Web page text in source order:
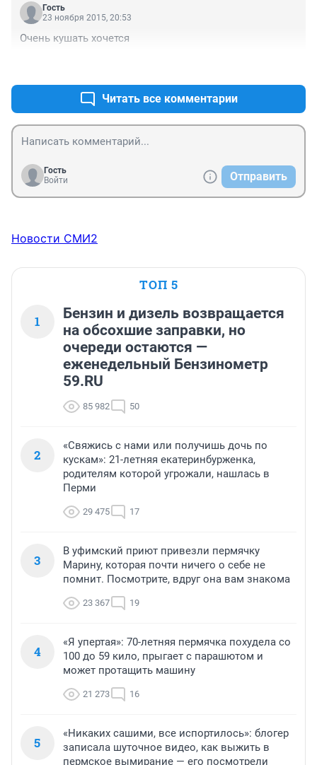
Гость
23 ноября 2015, 20:53
Очень кушать хочется
Читать все комментарии
Гость
Войти
Отправить
Новости СМИ2
ТОП 5
1
Бензин и дизель возвращается
на обсохшие заправки, но
очереди остаются —
еженедельный Бензинометр
59.RU
85 982 50
2
«Свяжись с нами или получишь дочь по
кускам»: 21-летняя екатеринбурженка,
родителям которой угрожали, нашлась в
Перми
29 475 17
3
В уфимский приют привезли пермячку
Марину, которая почти ничего о себе не
помнит. Посмотрите, вдруг она вам знакома
23 367 19
4
«Я упертая»: 70-летняя пермячка похудела со
100 до 59 кило, прыгает с парашютом и
может протащить машину
21 273 16
5
«Никаких сашими, все испортилось»: блогер
записала шуточное видео, как выжить в
пермское вымирание — его посмотрели